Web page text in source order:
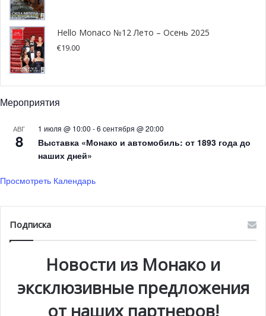
Hello Monaco №12 Лето – Осень 2025
€19.00
Мероприятия
АВГ
8
1 июля @ 10:00 -6 сентября @ 20:00
Выставка «Монако и автомобиль: от 1893 года до
наших дней»
Просмотреть Календарь
Подписка
Новости из Монако и
эксклюзивные предложения
от наших партнеров!